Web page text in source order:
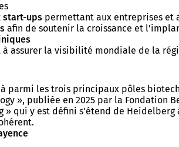
start-ups permettant aux entreprises et
afin de soutenir la croissance et
à assurer la visibilité mondiale de la
parmi les trois principaux pôles
», publiée en 2025 par la
qui y est défini s'étend de